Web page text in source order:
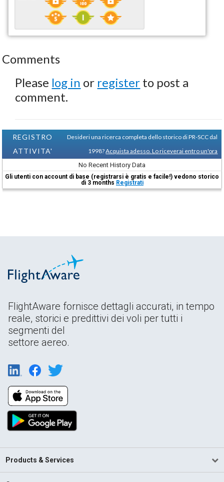
Comments
Please log in or register to post a
comment.
REGISTRO
ATTIVITA'
Desideri una ricerca completa dello storico di PR-SCC dal
1998?Acquista adesso. Lo riceverai entro un'ora
No Recent History Data
Gli utenti con account di base (registrarsi è gratis e facile!) vedono storico
di 3 months Registrati
FlightAware fornisce dettagli accurati, in tempo
reale, storici e predittivi dei voli per tutti i
segmenti del
settore aereo.
Products & Services